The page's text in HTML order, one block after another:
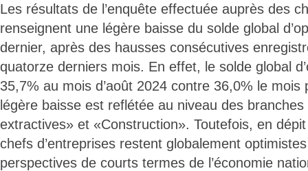
Les résultats de l’enquête effectuée auprès des
renseignent une légère baisse du solde global
dernier, après des hausses consécutives
quatorze derniers mois. En effet, le solde global
35,7% au mois d’août 2024 contre 36,0% le mois
légère baisse est reflétée au niveau des
extractives» et «Construction». Toutefois, en
chefs d’entreprises restent globalement
perspectives de courts termes de l’économie